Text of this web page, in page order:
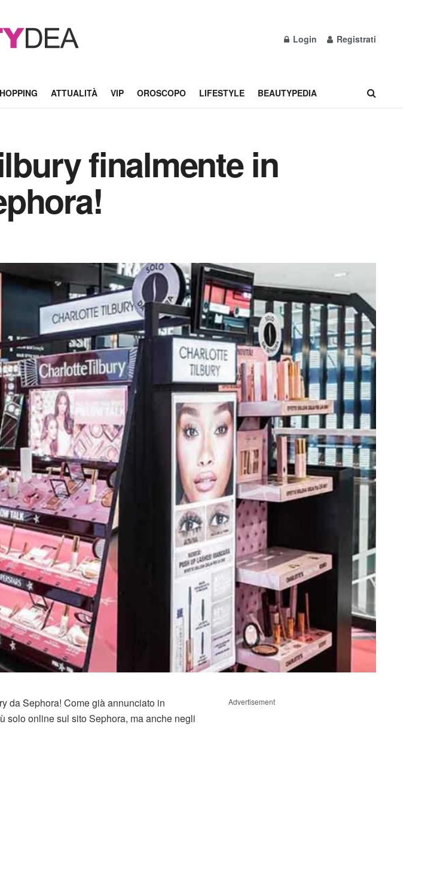
Login Registrati
ATTUALITÀ VIP OROSCOPO LIFESTYLE BEAUTYPEDIA
finalmente in
da Sephora! Come già annunciato in
solo online sul sito Sephora, ma anche negli
Advertisement